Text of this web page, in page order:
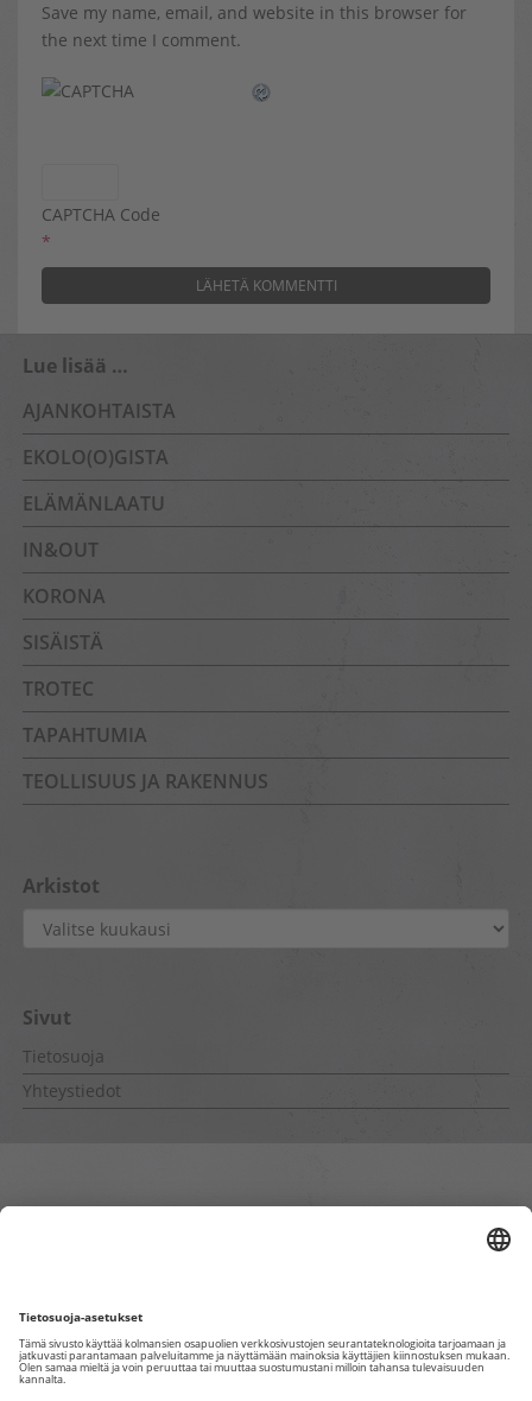
Save my name, email, and website in this browser for
the next time I comment.
CAPTCHA Code
*
Lue lisää …
AJANKOHTAISTA
EKOLO(O)GISTA
ELÄMÄNLAATU
IN&OUT
KORONA
SISÄISTÄ
TROTEC
TAPAHTUMIA
TEOLLISUUS JA RAKENNUS
Arkistot
Arkistot
Sivut
Tietosuoja
Yhteystiedot
Sisäiset sivut